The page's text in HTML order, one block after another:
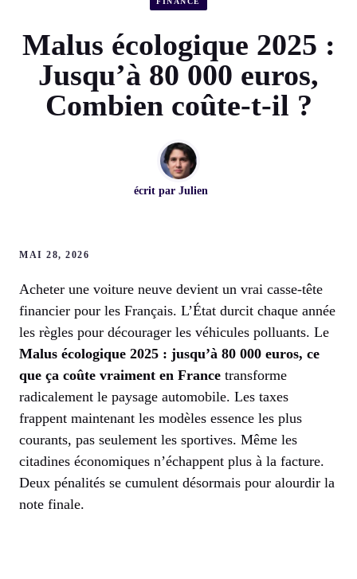
Malus écologique 2025 :
Jusqu’à 80 000 euros,
Combien coûte-t-il ?
écrit par Julien
MAI 28, 2026
Acheter une voiture neuve devient un vrai casse-tête
financier pour les Français. L’État durcit chaque année
les règles pour décourager les véhicules polluants. Le
Malus écologique 2025 : jusqu’à 80 000 euros, ce
que ça coûte vraiment en France transforme
radicalement le paysage automobile. Les taxes
frappent maintenant les modèles essence les plus
courants, pas seulement les sportives. Même les
citadines économiques n’échappent plus à la facture.
Deux pénalités se cumulent désormais pour alourdir la
note finale.